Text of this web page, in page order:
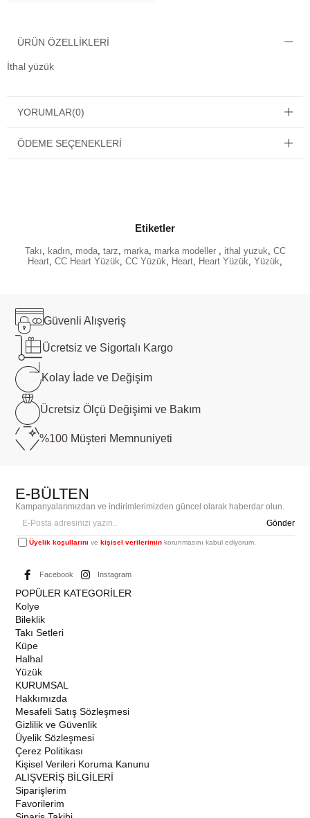
ÜRÜN ÖZELLIKLERI
İthal yüzük
YORUMLAR(0)
ÖDEME SEÇENEKLERI
Etiketler
Takı kadın, moda, tarz marka, marka modeller ithal yuzuk CC
Heart CC Heart Yüzük CC Yüzük Heart Heart Yüzük Yüzük
Güvenli Alışveriş
Ücretsiz ve Sigortalı Kargo
Kolay İade ve Değişim
Ücretsiz Ölçü Değişimi ve Bakım
%100 Müşteri Memnuniyeti
E-BÜLTEN
Kampanyalarımızdan ve indirimlerimizden güncel olarak haberdar olun.
Gönder
Üyelik koşullarını vekişisel verilerimin korunmasını kabul ediyorum.
Facebook Instagram
POPÜLER KATEGORİLER
Kolye
Bileklik
Takı Setleri
Küpe
Halhal
Yüzük
KURUMSAL
Hakkımızda
Mesafeli Satış Sözleşmesi
Gizlilik ve Güvenlik
Üyelik Sözleşmesi
Çerez Politikası
Kişisel Verileri Koruma Kanunu
ALIŞVERİŞ BİLGİLERİ
Siparişlerim
Favorilerim